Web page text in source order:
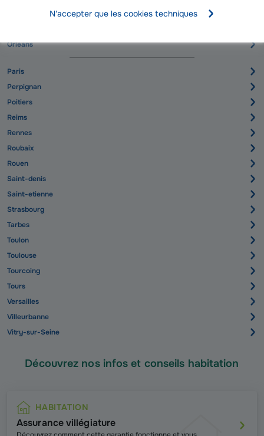
N'accepter que les cookies techniques
Orleans
Paris
Perpignan
Poitiers
Reims
Rennes
Roubaix
Rouen
Saint-denis
Saint-etienne
Strasbourg
Tarbes
Toulon
Toulouse
Tourcoing
Tours
Versailles
Villeurbanne
Vitry-sur-Seine
Découvrez nos infos et conseils habitation
HABITATION
Assurance villégiature